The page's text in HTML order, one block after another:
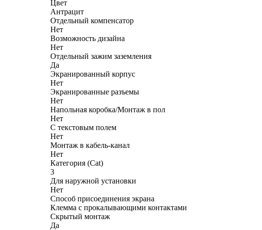
Цвет
Антрацит
Отдельный компенсатор
Нет
Возможность дизайна
Нет
Отдельный зажим заземления
Да
Экранированный корпус
Нет
Экранированные разъемы
Нет
Напольная коробка/Монтаж в пол
Нет
С текстовым полем
Нет
Монтаж в кабель-канал
Нет
Категория (Cat)
3
Для наружной установки
Нет
Способ присоединения экрана
Клемма с прокалывающими контактами
Скрытый монтаж
Да